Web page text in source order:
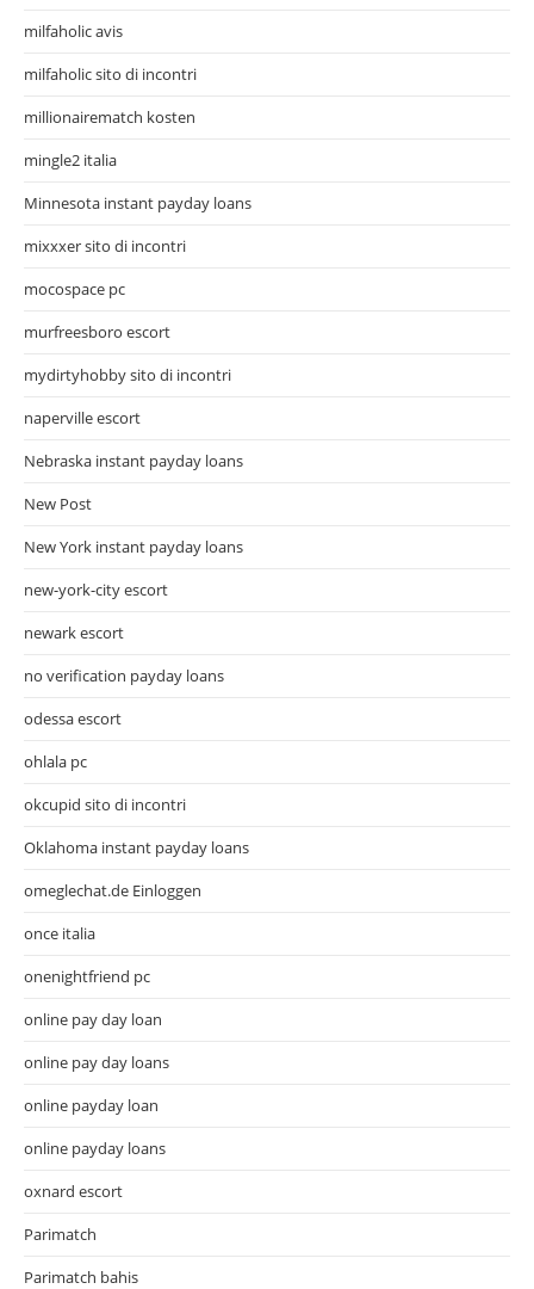
milfaholic avis
milfaholic sito di incontri
millionairematch kosten
mingle2 italia
Minnesota instant payday loans
mixxxer sito di incontri
mocospace pc
murfreesboro escort
mydirtyhobby sito di incontri
naperville escort
Nebraska instant payday loans
New Post
New York instant payday loans
new-york-city escort
newark escort
no verification payday loans
odessa escort
ohlala pc
okcupid sito di incontri
Oklahoma instant payday loans
omeglechat.de Einloggen
once italia
onenightfriend pc
online pay day loan
online pay day loans
online payday loan
online payday loans
oxnard escort
Parimatch
Parimatch bahis